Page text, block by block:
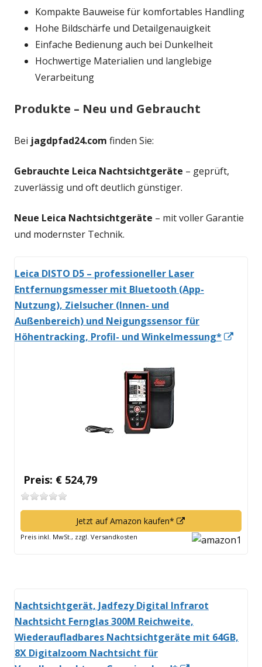
Kompakte Bauweise für komfortables Handling
Hohe Bildschärfe und Detailgenauigkeit
Einfache Bedienung auch bei Dunkelheit
Hochwertige Materialien und langlebige
Verarbeitung
Produkte – Neu und Gebraucht
Bei jagdpfad24.com finden Sie:
Gebrauchte Leica Nachtsichtgeräte – geprüft,
zuverlässig und oft deutlich günstiger.
Neue Leica Nachtsichtgeräte – mit voller Garantie
und modernster Technik.
Leica DISTO D5 – professioneller Laser
Entfernungsmesser mit Bluetooth (App-
Nutzung), Zielsucher (Innen- und
Außenbereich) und Neigungssensor für
Höhentracking, Profil- und Winkelmessung*
Preis: € 524,79
Jetzt auf Amazon kaufen*
neuem
Preis inkl. MwSt., zzgl. Versandkosten
Nachtsichtgerät, Jadfezy Digital Infrarot
Nachtsicht Fernglas 300M Reichweite,
Wiederaufladbares Nachtsichtgeräte mit 64GB,
8X Digitalzoom Nachtsicht für